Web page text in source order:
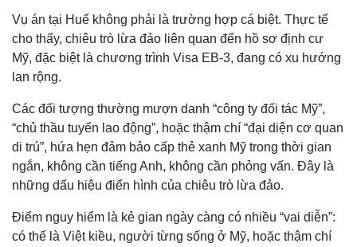
Vụ án tại Huế không phải là trường hợp cá biệt. Thực tế
cho thấy, chiêu trò lừa đảo liên quan đến hồ sơ định cư
Mỹ, đặc biệt là chương trình Visa EB-3, đang có xu hướng
lan rộng.
Các đối tượng thường mượn danh “công ty đối tác Mỹ”,
“chủ thầu tuyển lao động”, hoặc thậm chí “đại diện cơ quan
di trú”, hứa hẹn đảm bảo cấp thẻ xanh Mỹ trong thời gian
ngắn, không cần tiếng Anh, không cần phỏng vấn. Đây là
những dấu hiệu điển hình của chiêu trò lừa đảo.
Điểm nguy hiểm là kẻ gian ngày càng có nhiều “vai diễn”:
có thể là Việt kiều, người từng sống ở Mỹ, hoặc thậm chí